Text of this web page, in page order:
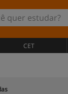
CET